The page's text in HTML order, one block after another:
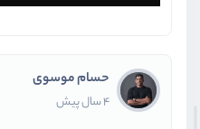
حسام موسوی
4 سال پیش